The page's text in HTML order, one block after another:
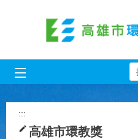
:::
高雄市環教獎